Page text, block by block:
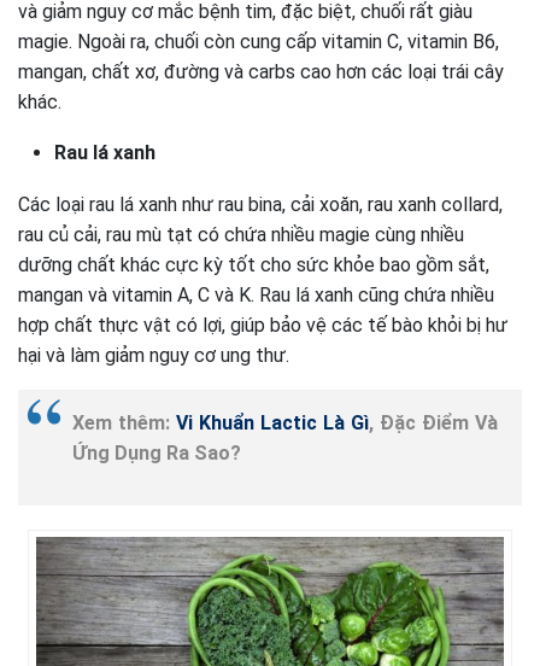
và giảm nguy cơ mắc bệnh tim, đặc biệt, chuối rất giàu
magie. Ngoài ra, chuối còn cung cấp vitamin C, vitamin B6,
mangan, chất xơ, đường và carbs cao hơn các loại trái cây
khác.
Rau lá xanh
Các loại rau lá xanh như rau bina, cải xoăn, rau xanh collard,
rau củ cải, rau mù tạt có chứa nhiều magie cùng nhiều
dưỡng chất khác cực kỳ tốt cho sức khỏe bao gồm sắt,
mangan và vitamin A, C và K. Rau lá xanh cũng chứa nhiều
hợp chất thực vật có lợi, giúp bảo vệ các tế bào khỏi bị hư
hại và làm giảm nguy cơ ung thư.
Xem thêm: Vi Khuẩn Lactic Là Gì, Đặc Điểm Và
Ứng Dụng Ra Sao?